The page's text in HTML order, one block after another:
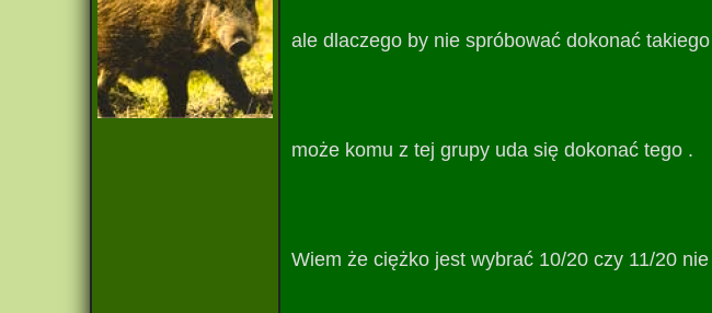
ale dlaczego by nie spróbować dokonać
może komu z tej grupy uda się dokonać tego .
Wiem że ciężko jest wybrać 10/20 czy 11/20